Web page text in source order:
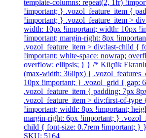
template-columns: repeat(2, 1fr)
!important; } .vozol_feature_item {
!important; } .vozol_feature_item >
width: 10px !important; width: 10px
!important; margin-right: 8px
.vozol_feature_item > div:last-child {
!important; white-space: nowrap;
overflow: ellipsis; } } /* Küçük
(max-width: 360px) {
10px !important; } .vozol_grid { gap:
.vozol_feature_item { padding: 7px
.vozol_feature_item > div:first-of-
!important; width: 8px !important;
margin-right: 6px !important; }
child { font-size: 0.7rem !important; } }
SKU: 5164